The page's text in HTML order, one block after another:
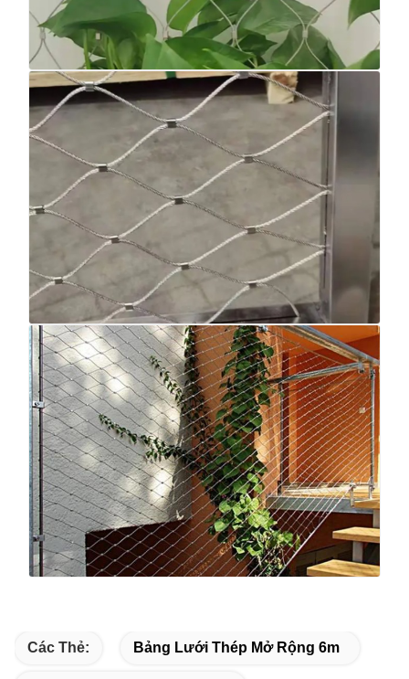
Các Thẻ: Bảng Lưới Thép Mở Rộng 6m